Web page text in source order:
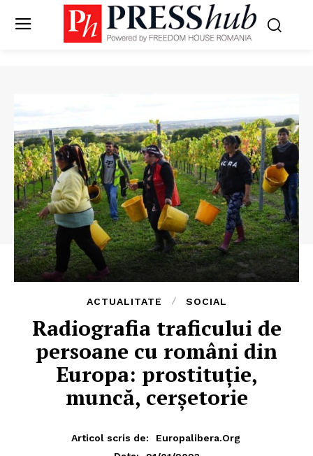
ACTUALITATE SOCIAL
Radiografia traficului de
persoane cu români din
Europa: prostituție,
muncă, cerșetorie
Articol scris de:
Europalibera.org